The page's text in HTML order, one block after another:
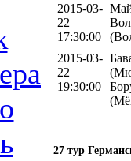
2015-03-
22
17:30:00
2015-03-
22
19:30:00
27 тур